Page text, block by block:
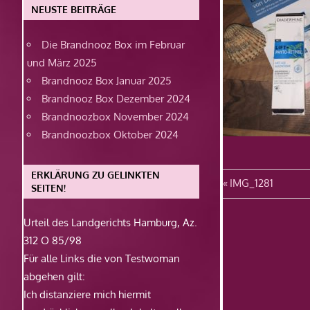
Vorheriger
Beitrag:
IMG_1281
NEUSTE BEITRÄGE
Die Brandnooz Box im Februar
und März 2025
Brandnooz Box Januar 2025
Brandnooz Box Dezember 2024
Brandnoozbox November 2024
Brandnoozbox Oktober 2024
ERKLÄRUNG ZU GELINKTEN
SEITEN!
Urteil des Landgerichts Hamburg, Az.
312 O 85/98
Für alle Links die von Testwoman
abgehen gilt:
Ich distanziere mich hiermit